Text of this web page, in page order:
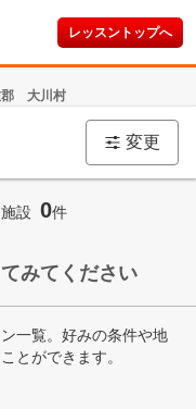
レッスントップへ
郡 大川村
変更
設 0件
みてください
一覧。好みの条件や地
とができます。